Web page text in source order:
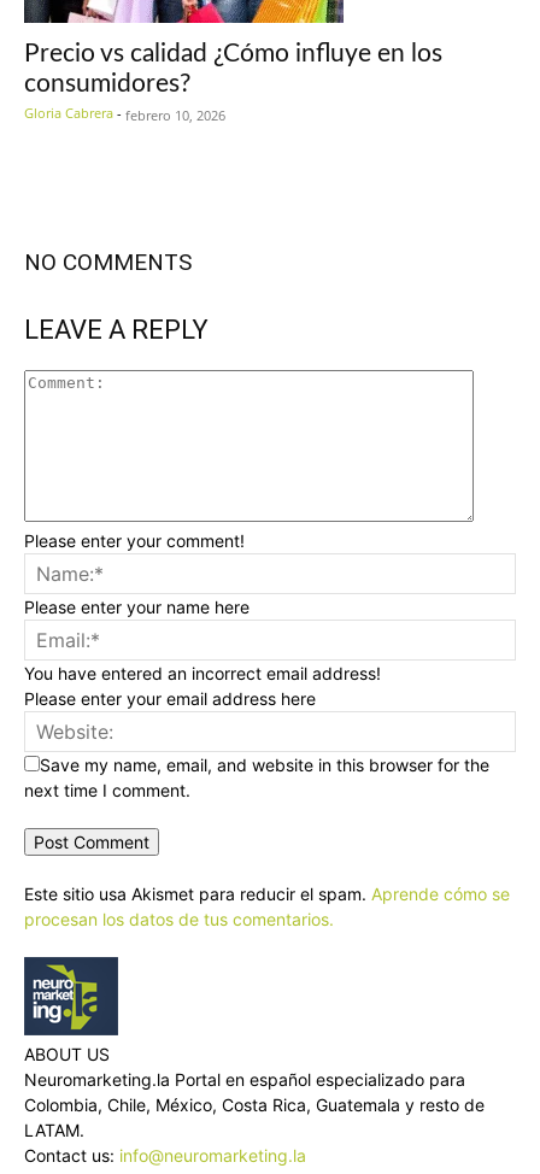
Precio vs calidad ¿Cómo influye en los
consumidores?
Gloria Cabrera - febrero 10, 2026
NO COMMENTS
LEAVE A REPLY
Please enter your comment!
Please enter your name here
You have entered an incorrect email address!
Please enter your email address here
Save my name, email, and website in this browser for the
next time I comment.
Este sitio usa Akismet para reducir el spam. Aprende cómo se
procesan los datos de tus comentarios.
ABOUT US
Neuromarketing.la Portal en español especializado para
Colombia, Chile, México, Costa Rica, Guatemala y resto de
LATAM.
Contact us: info@neuromarketing.la